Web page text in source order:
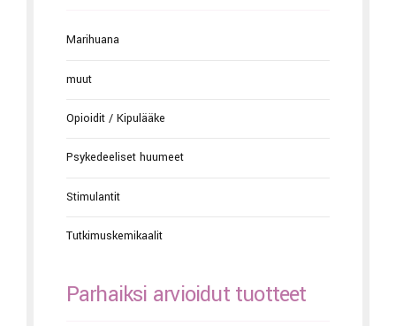
Marihuana
muut
Opioidit / Kipulääke
Psykedeeliset huumeet
Stimulantit
Tutkimuskemikaalit
Parhaiksi arvioidut tuotteet